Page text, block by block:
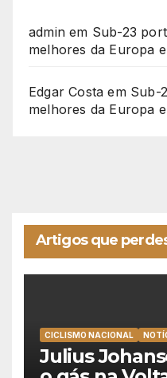
admin em Sub-23
melhores da Europa
Edgar Costa em Sub-
melhores da Europa
Artigos que
CICLISMO NACIONAL
Julius